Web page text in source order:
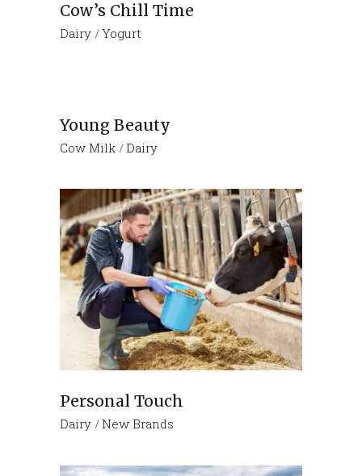
Cow’s Chill Time
Dairy Yogurt
Young Beauty
Cow Milk Dairy
Personal Touch
Dairy New Brands